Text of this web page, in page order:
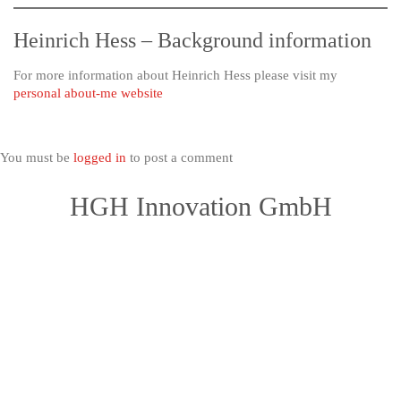
Heinrich Hess – Background information
For more information about Heinrich Hess please visit my
personal about-me website
You must be logged in to post a comment
HGH Innovation GmbH